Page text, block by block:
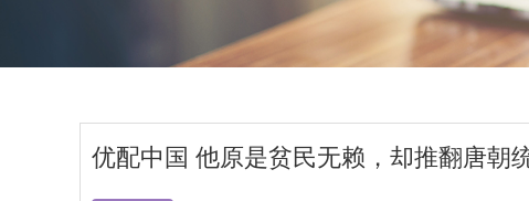
优配中国 他原是贫民无赖，却推翻唐朝